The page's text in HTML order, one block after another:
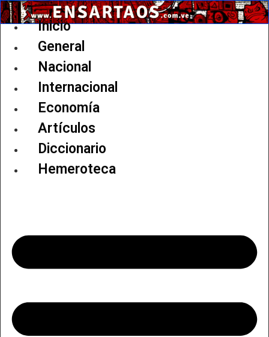
Ir
al
Inicio
General
Nacional
Internacional
Economía
Artículos
Diccionario
Hemeroteca